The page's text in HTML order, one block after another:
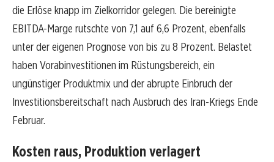
die Erlöse knapp im Zielkorridor gelegen. Die bereinigte
EBITDA-Marge rutschte von 7,1 auf 6,6 Prozent, ebenfalls
unter der eigenen Prognose von bis zu 8 Prozent. Belastet
haben Vorabinvestitionen im Rüstungsbereich, ein
ungünstiger Produktmix und der abrupte Einbruch der
Investitionsbereitschaft nach Ausbruch des Iran-Kriegs Ende
Februar.
Kosten raus, Produktion verlagert